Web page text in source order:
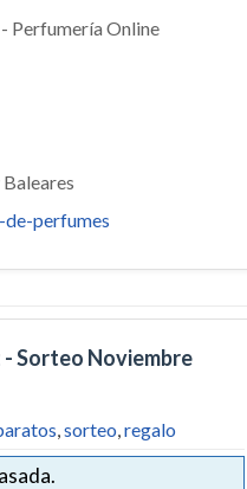
perfumes
Sorteo Noviembre
,sorteo,regalo